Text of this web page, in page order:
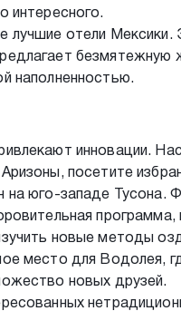
интересного.
лучшие отели Мексики.
безмятежную
наполненностью.
инновации.
посетите
на юго-западе Тусона.
новые методы
место для Водолея,
новых друзей.